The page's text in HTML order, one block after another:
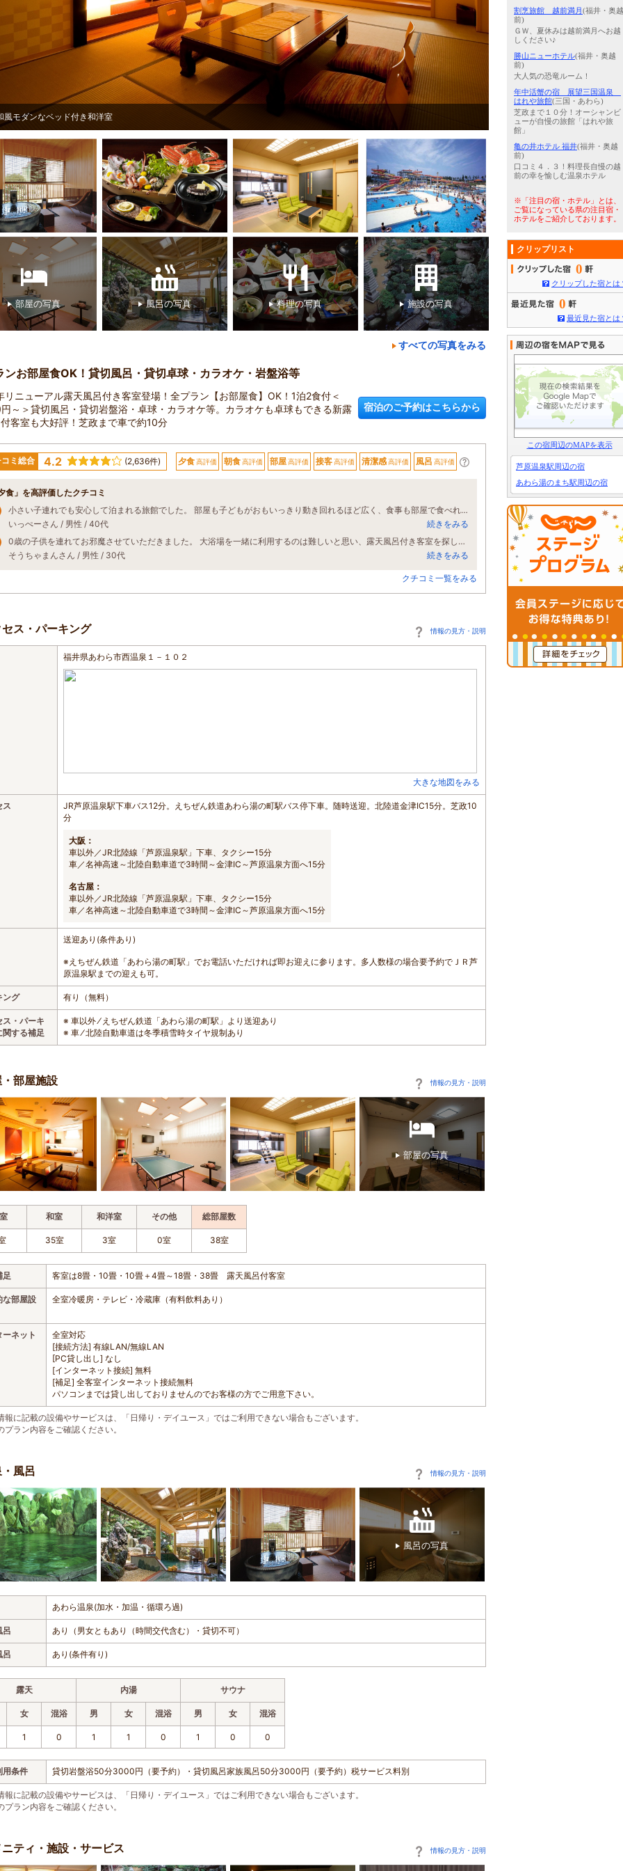
風モダンなベッド付き和洋室 豪華舟盛で日本海を堪能
部屋の写真 風呂の写真 料理の写真 施設の写真
すべての写真をみる
ンお部屋食OK！貸切風呂・貸切卓球・カラオケ・岩盤浴等
リニューアル露天風呂付き客室登場！全プラン【お部屋食】OK！1泊2食付＜
～＞貸切風呂・貸切岩盤浴・卓球・カラオケ等。カラオケも卓球もできる新露
客室も大好評！芝政まで車で約10分
宿泊のご予約はこちらから
コミ総合 4.2 (2,636件) 夕食高評価 朝食高評価 部屋高評価 接客高評価 清潔感高評価 風呂 高評価
夕食」を高評価したクチコミ
小さい子連れでも安心して泊まれる旅館でした。 部屋も子どもがおもいっきり動き回れるほど広く、食事も部屋で食べれてよったです。 温泉も貸し切り風呂があり周りを気にせずゆっくり入れました。
いっぺーさん / 男性 / 40代
続きをみる
0歳の子供を連れてお邪魔させていただきました。 大浴場を一緒に利用するのは難しいと思い、露天風呂付き客室を探していたところ、ご飯も部屋食にできたことで、すべてお部屋の中で完結し、卓球やカラオケもついているとのことで、子供が寝ている間に妻と楽しむことができました。 大浴場は利用できませんでしたが、とても充実したお泊まりをすることができました。 旅行をコンスタントに行く方だと思いますが、ご飯も美味しく、プライベート空間でカラオケや卓球ができるのは珍しいな、と思い、とても印象深く覚えており、口コミさせて頂きました。またお邪魔させて頂きたく思っております。 ありかとうございました！
そうちゃまんさん / 男性 / 30代
続きをみる
クチコミ一覧をみる
セス・パーキング 情報の見方・説明
福井県あわら市西温泉１－１０２
大きな地図をみる
ス
JR芦原温泉駅下車バス12分。えちぜん鉄道あわら湯の町駅バス停下車。随時送迎。北陸道金津IC15分。芝政10
分
大阪：
車以外／JR北陸線「芦原温泉駅」下車、タクシー15分
車／名神高速～北陸自動車道で3時間～金津IC～芦原温泉方面へ15分
名古屋：
車以外／JR北陸線「芦原温泉駅」下車、タクシー15分
車／名神高速～北陸自動車道で3時間～金津IC～芦原温泉方面へ15分
送迎あり(条件あり)
※えちぜん鉄道「あわら湯の町駅」でお電話いただければ即お迎えに参ります。多人数様の場合要予約でＪＲ芦
原温泉駅までの迎えも可。
ング 有り（無料）
ス・パーキ
関する補足
※ 車以外 ⁄ えちぜん鉄道「あわら湯の町駅」より送迎あり
※ 車 ⁄ 北陸自動車道は冬季積雪時タイヤ規制あり
部屋施設 情報の見方・説明
部屋の写真
和室 和洋室 その他 総部屋数
35室 3室 0室 38室
足 客室は8畳・10畳・10畳＋4畳～18畳・38畳 露天風呂付客室
な部屋設
全室冷暖房・テレビ・冷蔵庫（有料飲料あり）
ーネット
全室対応
[接続方法] 有線LAN/無線LAN
[PC貸し出し] なし
[インターネット接続] 無料
[補足] 全客室インターネット接続無料
パソコンまでは貸し出しておりませんのでお客様の方でご用意下さい。
報に記載の設備やサービスは、「日帰り・デイユース」ではご利用できない場合もございます。
プラン内容をご確認ください。
風呂 情報の見方・説明
風呂の写真
あわら温泉(加水・加温・循環ろ過)
呂 あり（男女ともあり（時間交代含む）・貸切不可）
呂 あり(条件有り)
露天 内湯 サウナ
女 混浴 男 女 混浴 男 女 混浴
1 0 1 1 0 1 0 0
用条件 貸切岩盤浴50分3000円（要予約）・貸切風呂家族風呂50分3000円（要予約）税サービス料別
報に記載の設備やサービスは、「日帰り・デイユース」ではご利用できない場合もございます。
プラン内容をご確認ください。
ティ・施設・サービス 情報の見方・説明
割烹旅館 越前満月 (福井・奥越
前)
ＧＷ、夏休みは越前満月へお越
しください♪
勝山ニューホテル(福井・奥越
前)
大人気の恐竜ルーム！
年中活蟹の宿 展望三国温泉
はれや旅館(三国・あわら)
芝政まで１０分！オーシャンビ
ューが自慢の旅館「はれや旅
館」
亀の井ホテル 福井(福井・奥越
前)
口コミ４．３！料理長自慢の越
前の幸を愉しむ温泉ホテル
※「注目の宿・ホテル」とは、
ご覧になっている県の注目宿・
ホテルをご紹介しております。
クリップリスト
0
クリップした宿とは
0
最近見た宿とは
この宿周辺のMAPを表示
芦原温泉駅周辺の宿
あわら湯のまち駅周辺の宿